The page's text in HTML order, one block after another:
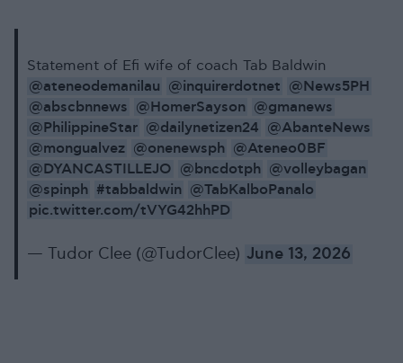
Statement of Efi wife of coach Tab Baldwin
@ateneodemanilau @inquirerdotnet @News5PH
@abscbnnews @HomerSayson @gmanews
@PhilippineStar @dailynetizen24 @AbanteNews
@mongualvez @onenewsph @Ateneo0BF
@DYANCASTILLEJO @bncdotph @volleybagan
@spinph #tabbaldwin @TabKalboPanalo
pic.twitter.com/tVYG42hhPD
— Tudor Clee (@TudorClee) June 13, 2026